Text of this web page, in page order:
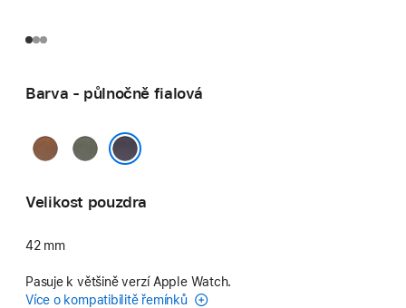
Barva - půlnočně fialová
karamelová
šalvějově
Velikost pouzdra
42 mm
Pasuje k většině verzí Apple Watch.
Více o kompatibilitě řemínků